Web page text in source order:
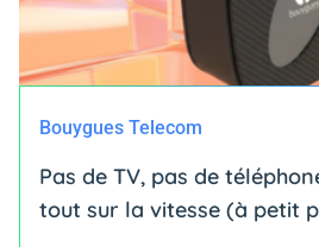
Bouygues Telecom
Pas de TV, pas de
tout sur la vitesse (à petit